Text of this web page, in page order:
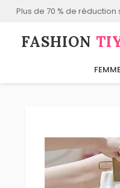
Plus de 70 % de
FASHION⁠